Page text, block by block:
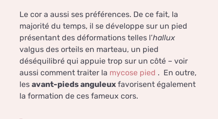
Le cor a aussi ses préférences. De ce fait, la
majorité du temps, il se développe sur un pied
présentant des déformations telles l’hallux
valgus des orteils en marteau, un pied
déséquilibré qui appuie trop sur un côté – voir
aussi comment traiter la mycose pied . En outre,
les avant-pieds anguleux favorisent également
la formation de ces fameux cors.